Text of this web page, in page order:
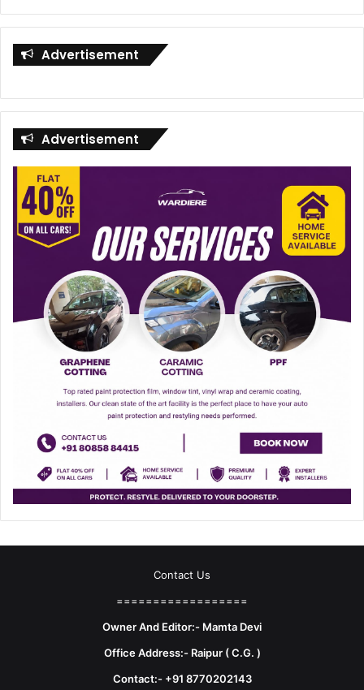
Advertisement
Advertisement
Contact Us
==================
Owner And Editor:- Mamta Devi
Office Address:- Raipur ( C.G. )
Contact:- +91 8770202143